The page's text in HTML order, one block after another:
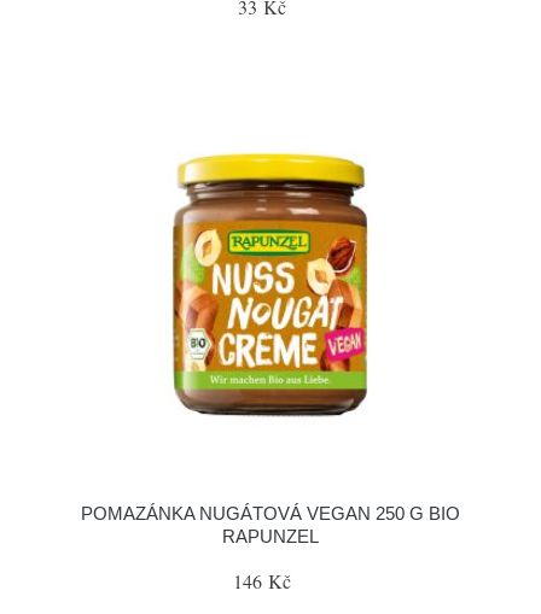
33 Kč
POMAZÁNKA NUGÁTOVÁ VEGAN 250 G BIO
RAPUNZEL
146 Kč